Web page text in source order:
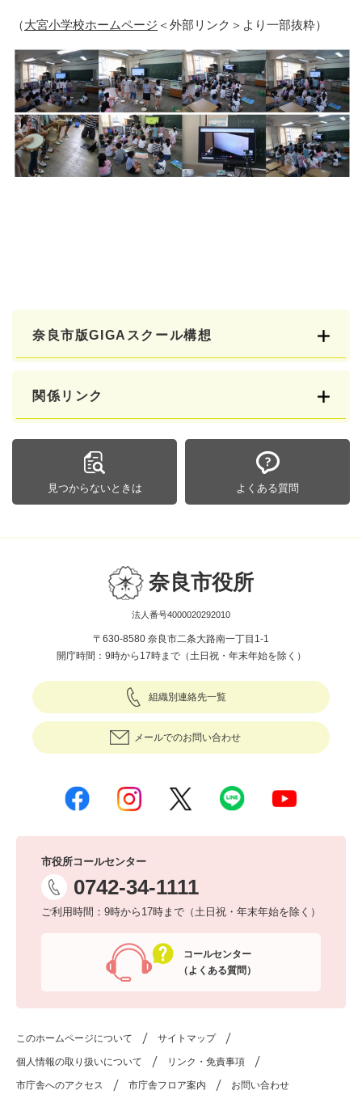
（大宮小学校ホームページ ＜外部リンク＞ より一部抜粋）
奈良市版GIGAスクール構想
関係リンク
見つからないときは よくある質問
奈良市役所
法人番号4000020292010
〒630-8580 奈良市二条大路南一丁目1-1
開庁時間：9時から17時まで（土日祝・年末年始を除く）
組織別連絡先一覧
メールでのお問い合わせ
市役所コールセンター
0742-34-1111
ご利用時間：9時から17時まで（土日祝・年末年始を除く）
コールセンター
（よくある質問）
このホームページについて サイトマップ
個人情報の取り扱いについて リンク・免責事項
市庁舎へのアクセス 市庁舎フロア案内 お問い合わせ